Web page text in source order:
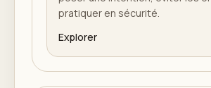
pratiquer en sécurité.
Explorer